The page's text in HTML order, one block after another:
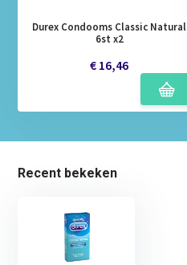
Durex Condooms Classic Natural
6st x2
€ 16,46
Recent bekeken